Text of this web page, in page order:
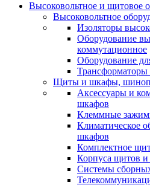
Высоковольтное и щитовое
Высоковольтное
Изоляторы
Оборудование
коммутационное
Оборудование
Трансформаторы
Щиты и шкафы,
Аксессуары и
шкафов
Клеммные
Климатическое
шкафов
Комплектное
Корпуса щитов
Системы